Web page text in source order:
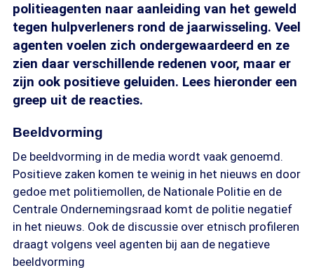
politieagenten naar aanleiding van het geweld
tegen hulpverleners rond de jaarwisseling. Veel
agenten voelen zich ondergewaardeerd en ze
zien daar verschillende redenen voor, maar er
zijn ook positieve geluiden. Lees hieronder een
greep uit de reacties.
Beeldvorming
De beeldvorming in de media wordt vaak genoemd.
Positieve zaken komen te weinig in het nieuws en door
gedoe met politiemollen, de Nationale Politie en de
Centrale Ondernemingsraad komt de politie negatief
in het nieuws. Ook de discussie over etnisch profileren
draagt volgens veel agenten bij aan de negatieve
beeldvorming